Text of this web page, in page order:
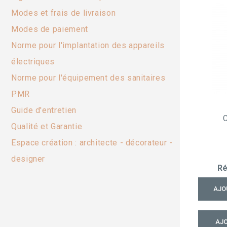
Modes et frais de livraison
Modes de paiement
Norme pour l'implantation des appareils
électriques
Norme pour l'équipement des sanitaires
PMR
Guide d'entretien
Qualité et Garantie
Espace création : architecte - décorateur -
designer